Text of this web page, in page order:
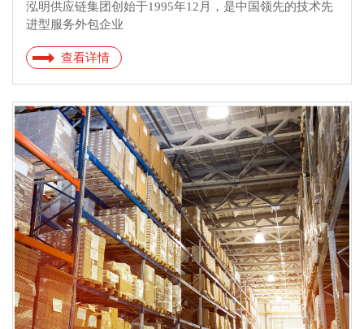
泓明供应链集团创始于1995年12月，是中国领先的技术先
进型服务外包企业
查看详情